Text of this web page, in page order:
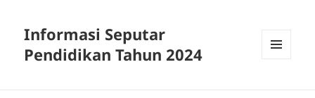
Informasi Seputar
Pendidikan Tahun 2024